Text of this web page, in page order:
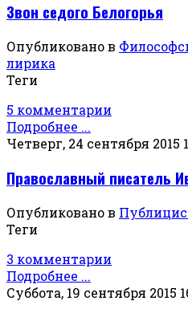
Звон седого Белогорья
Опубликовано в
лирика
Теги
5 комментарии
Подробнее ...
Четверг, 24 сентября 2015
Православный писатель
Опубликовано в
Теги
3 комментарии
Подробнее ...
Суббота, 19 сентября 2015